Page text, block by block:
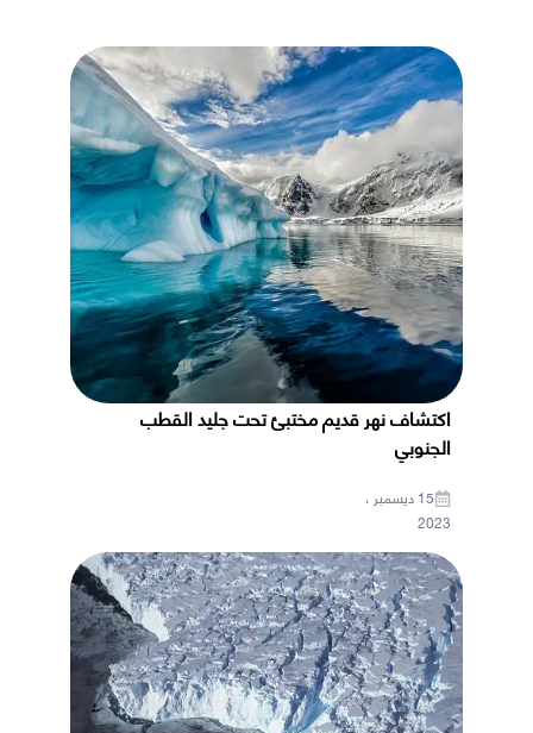
اكتشاف نهر قديم مختبئ تحت جليد القطب
الجنوبي
15 ديسمبر ،
2023